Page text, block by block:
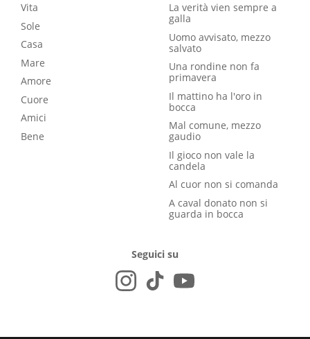
Vita
Sole
Casa
Mare
Amore
Cuore
Amici
Bene
La verità vien sempre a
galla
Uomo avvisato, mezzo
salvato
Una rondine non fa
primavera
Il mattino ha l'oro in
bocca
Mal comune, mezzo
gaudio
Il gioco non vale la
candela
Al cuor non si comanda
A caval donato non si
guarda in bocca
Seguici su